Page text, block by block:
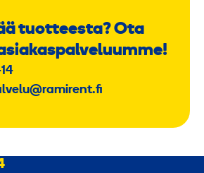
tuotteesta? Ota